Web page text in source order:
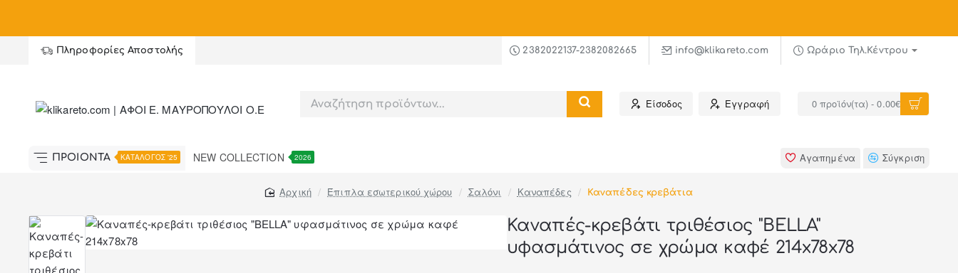
Πληροφορίες Αποστολής 2382022137-2382082665 info@klikareto.com Ωράριο Τηλ.Κέντρου
Είσοδος Εγγραφή 0 προϊόν(τα) - 0.00€
ΠΡΟΪΟΝΤΑ ΚΑΤΑΛΟΓΟΣ '25 NEW COLLECTION 2026 Αγαπημένα Σύγκριση
home
Έπιπλα εσωτερικού χώρου Σαλόνι Καναπέδες Καναπέδες κρεβάτια
Καναπές-κρεβάτι τριθέσιος "BELLA"
υφασμάτινος σε χρώμα καφέ 214x78x78